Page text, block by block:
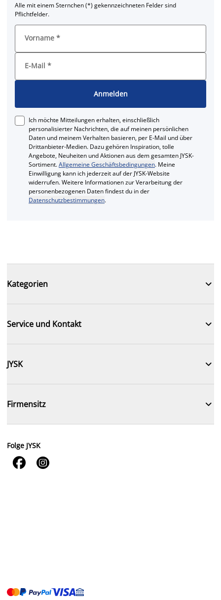
Alle mit einem Sternchen (*) gekennzeichneten Felder sind
Pflichtfelder.
Vorname *
E-Mail *
Anmelden
Ich möchte Mitteilungen erhalten, einschließlich
personalisierter Nachrichten, die auf meinen persönlichen
Daten und meinem Verhalten basieren, per E-Mail und über
Drittanbieter-Medien. Dazu gehören Inspiration, tolle
Angebote, Neuheiten und Aktionen aus dem gesamten JYSK-
Sortiment.Allgemeine Geschäftsbedingungen. Meine
Einwilligung kann ich jederzeit auf der JYSK-Website
widerrufen. Weitere Informationen zur Verarbeitung der
personenbezogenen Daten findest du in der
Datenschutzbestimmungen.
Kategorien 
Service und Kontakt 
JYSK 
Firmensitz 
Folge JYSK
 